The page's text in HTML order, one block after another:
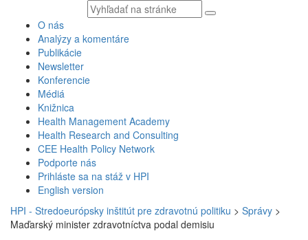
Vyhľadávaný
text
O nás
Analýzy a komentáre
Publikácie
Newsletter
Konferencie
Médiá
Knižnica
Health Management Academy
Health Research and Consulting
CEE Health Policy Network
Podporte nás
Prihláste sa na stáž v HPI
English version
HPI - Stredoeurópsky inštitút pre zdravotnú politiku > Správy >
Maďarský minister zdravotníctva podal demisiu